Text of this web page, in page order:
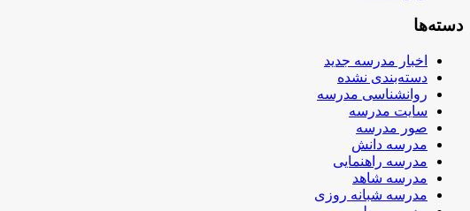
دسته‌ها
اخبار مدرسه جدید
دسته‌بندی نشده
روانشناسی مدرسه
سایت مدرسه
صور مدرسه
مدرسه دانش
مدرسه راهنمایی
مدرسه شاهد
مدرسه شبانه روزی